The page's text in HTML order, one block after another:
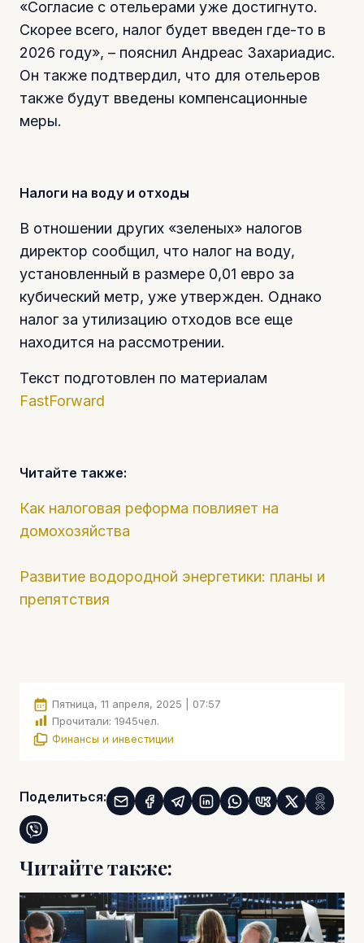
«Согласие с отельерами уже достигнуто.
Скорее всего, налог будет введен где-то в
2026 году», – пояснил Андреас Захариадис.
Он также подтвердил, что для отельеров
также будут введены компенсационные
меры.
Налоги на воду и отходы
В отношении других «зеленых» налогов
директор сообщил, что налог на воду,
установленный в размере 0,01 евро за
кубический метр, уже утвержден. Однако
налог за утилизацию отходов все еще
находится на рассмотрении.
Текст подготовлен по материалам
FastForward
Читайте также:
Как налоговая реформа повлияет на
домохозяйства
Развитие водородной энергетики: планы и
препятствия
Пятница, 11 апреля, 2025 | 07:57
Прочитали: 1945чел.
Финансы и инвестиции
Поделиться:
Читайте также: